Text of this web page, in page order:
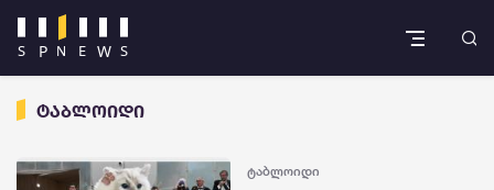
ტაბლოიდი
ტაბლოიდი